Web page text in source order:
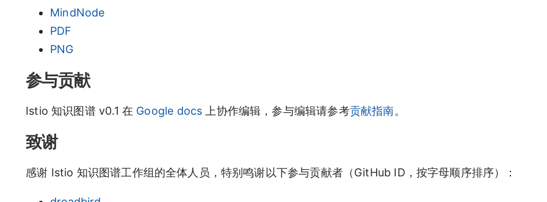
MindNode
PDF
PNG
参与贡献
Istio 知识图谱 v0.1 在 Google docs 上协作编辑，参与编辑请参考贡献指南。
致谢
感谢 Istio 知识图谱工作组的全体人员，特别鸣谢以下参与贡献者（GitHub ID，按字母顺序排序）：